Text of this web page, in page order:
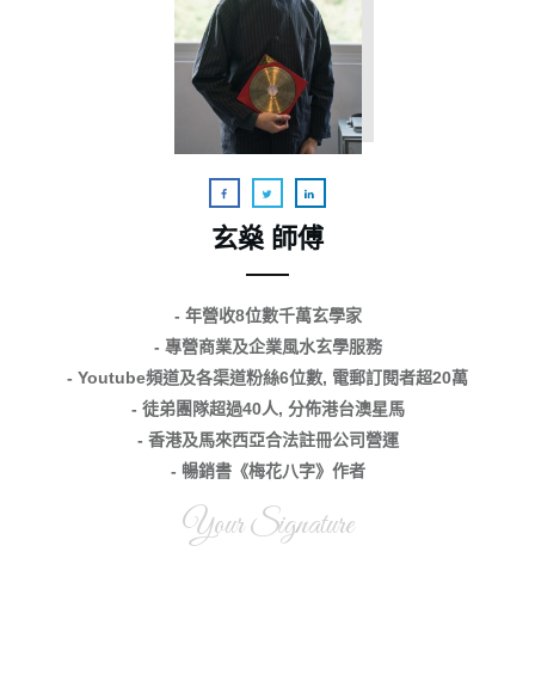
玄燊 師傅
- 年營收8位數千萬玄學家
- 專營商業及企業風水玄學服務
- Youtube頻道及各渠道粉絲6位數, 電郵訂閱者超20萬
- 徒弟團隊超過40人, 分佈港台澳星馬
- 香港及馬來西亞合法註冊公司營運
- 暢銷書《梅花八字》作者
Your Signature